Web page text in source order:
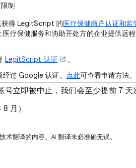
制
得 LegitScript 的医疗保健商户认证和监
医疗保健服务和协助开处方的企业提供远
LegitScript 认证
。
过 Google 认证。 点此可查看申请方法。
立即被中止，我们会至少提前 7 天
月）
术翻译的内容。AI 翻译未必准确无误。